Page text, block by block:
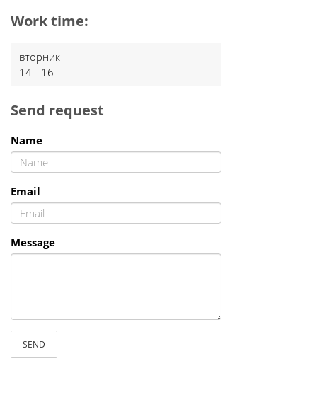
Work time:
вторник
14 - 16
Send request
Name
Email
Message
SEND